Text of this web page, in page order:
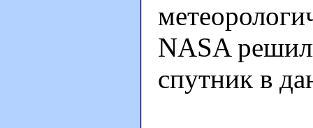
NASA
спутник в